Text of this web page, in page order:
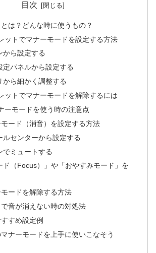
目次
は？どんな時に使うもの？
ットでマナーモードを設定する方法
から設定する
定パネルから設定する
から細かく調整する
ットでマナーモードを解除するには
ーモードを使う時の注意点
ード（消音）を設定する方法
ルセンターから設定する
でミュートする
ド（Focus）」や「おやすみモード」を
ードを解除する方法
音が消えない時の対処法
すめ設定例
ナーモードを上手に使いこなそう